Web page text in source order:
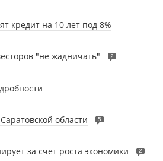
кредит на 10 лет под 8%
"не жадничать" 2
области 5
за счет роста экономики 2